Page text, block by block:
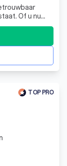
Of u nu
en
ontstoppingen
TOP PRO